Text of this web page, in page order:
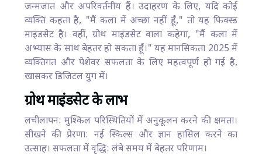
जन्मजात और अपरिवर्तनीय हैं। उदाहरण के लिए, यदि कोई
व्यक्ति कहता है, "मैं कला में अच्छा नहीं हूँ," तो यह फिक्स्ड
माइंडसेट है। वहीं, ग्रोथ माइंडसेट वाला कहेगा, "मैं कला में
अभ्यास के साथ बेहतर हो सकता हूँ।" यह मानसिकता 2025 में
व्यक्तिगत और पेशेवर सफलता के लिए महत्वपूर्ण हो गई है,
खासकर डिजिटल युग में।
ग्रोथ माइंडसेट के लाभ
लचीलापन: मुश्किल परिस्थितियों में अनुकूलन करने की क्षमता।
सीखने की प्रेरणा: नई स्किल्स और ज्ञान हासिल करने का
उत्साह। सफलता में वृद्धि: लंबे समय में बेहतर परिणाम।